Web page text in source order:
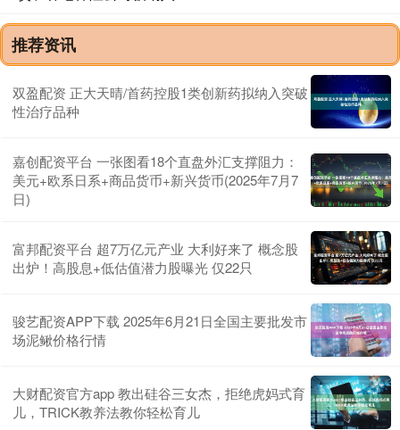
推荐资讯
双盈配资 正大天晴/首药控股1类创新药拟纳入突破
性治疗品种
嘉创配资平台 一张图看18个直盘外汇支撑阻力：
美元+欧系日系+商品货币+新兴货币(2025年7月7
日)
富邦配资平台 超7万亿元产业 大利好来了 概念股
出炉！高股息+低估值潜力股曝光 仅22只
骏艺配资APP下载 2025年6月21日全国主要批发市
场泥鳅价格行情
大财配资官方app 教出硅谷三女杰，拒绝虎妈式育
儿，TRICK教养法教你轻松育儿